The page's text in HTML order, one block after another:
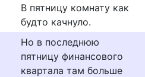
В пятницу комнату как
будто качнуло.
Но в последнюю
пятницу финансового
квартала там больше